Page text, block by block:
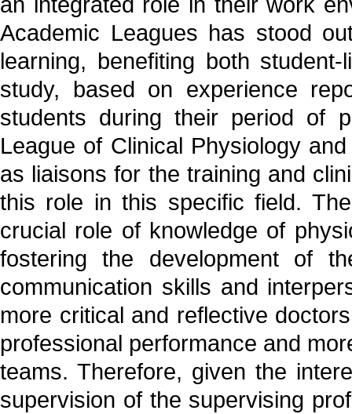
Academic Leagues has stood
learning, benefiting both
study, based on experience
students during their period of
League of Clinical Physiology
as liaisons for the training and
this role in this specific field.
crucial role of knowledge of
fostering the development of
communication skills and
more critical and reflective
professional performance and
teams. Therefore, given the
supervision of the supervising